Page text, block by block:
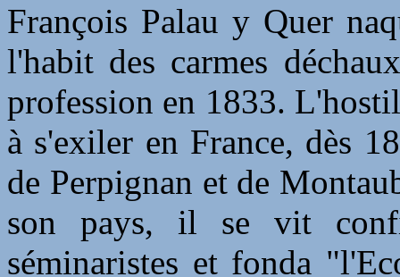
François Palau y Quer
l'habit des carmes
profession en 1833.
à s'exiler en France, dès
de Perpignan et de
son pays, il se vit
séminaristes et fonda